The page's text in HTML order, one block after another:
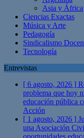
Asia y África
Ciencias Exactas
Música y Arte
Pedagogía
Sindicalismo
Tecnología
Entrevistas
[ 6 agosto, 2026 ]
problema que hoy
educación pública
Acción
[ 1 agosto, 2026 ]
una Asociación
oportunidades